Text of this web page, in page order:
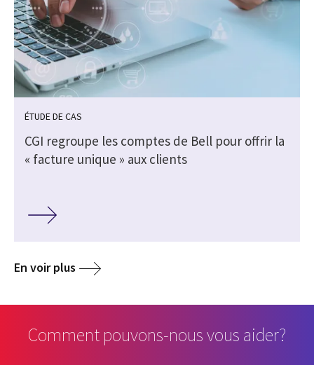
ÉTUDE DE CAS
CGI regroupe les comptes de Bell pour offrir la
« facture unique » aux clients
En voir plus
Comment pouvons-nous vous aider?